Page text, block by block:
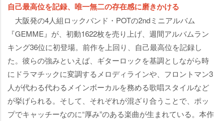
自己最高位を記録、唯一無二の存在感に磨きかける
大阪発の4人組ロックバンド・POTの2ndミニアルバム
『GEMME』が、初動1622枚を売り上げ、週間アルバムラン
キング36位に初登場。前作を上回り、自己最高位を記録し
た。彼らの強みといえば、ギターロックを基調としながら時
にドラマチックに変調するメロディラインや、フロントマン3
人が代わる代わるメインボーカルを務める歌唱スタイルなど
が挙げられる。そして、それぞれが混ざり合うことで、ポッ
プでキャッチーなのに“厚み”のある楽曲が生まれている。本作